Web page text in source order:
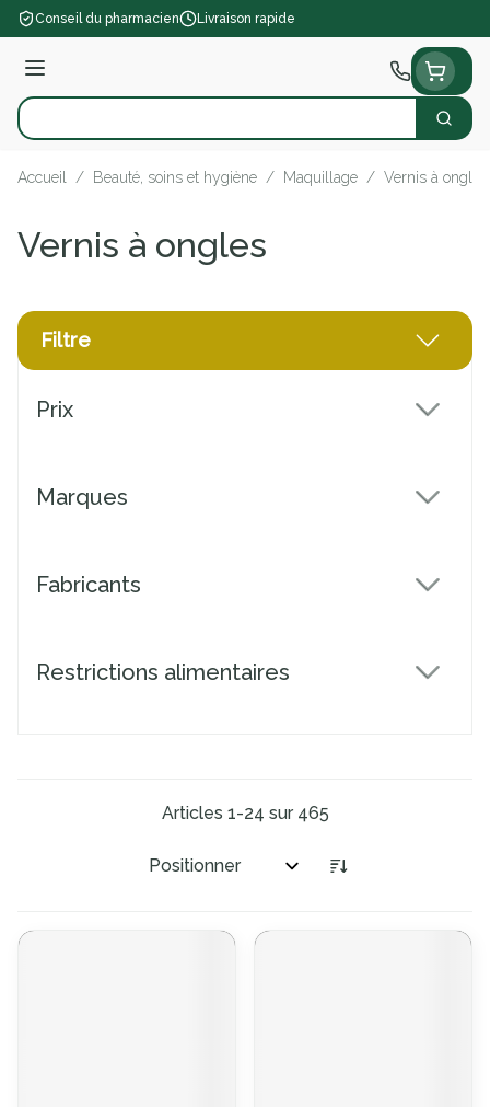
Aller au contenu
Conseil du pharmacien Livraison rapide
Menu
Rechercher
Accueil / Beauté, soins et hygiène / Maquillage / Vernis à ongles
Vernis à ongles
Filtre
Prix
Marques
Fabricants
Restrictions alimentaires
Articles 1-24 sur 465
Trier par: